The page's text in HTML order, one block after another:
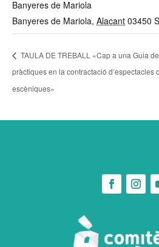
Banyeres de Mariola
Banyeres de Mariola, Alacant 03450
TAULA DE TREBALL «Cap a una Guia
pràctiques en la contractació d’espectacles
escèniques»